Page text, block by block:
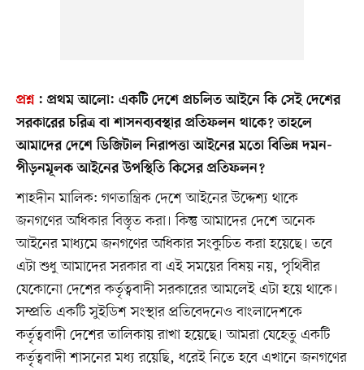
প্রশ্ন: প্রথম আলো: একটি দেশে প্রচলিত আইনে কি সেই দেশের
সরকারের চরিত্র বা শাসনব্যবস্থার প্রতিফলন থাকে? তাহলে
আমাদের দেশে ডিজিটাল নিরাপত্তা আইনের মতো বিভিন্ন দমন-
পীড়নমূলক আইনের উপস্থিতি কিসের প্রতিফলন?
শাহদীন মালিক: গণতান্ত্রিক দেশে আইনের উদ্দেশ্য থাকে
জনগণের অধিকার বিস্তৃত করা। কিন্তু আমাদের দেশে অনেক
আইনের মাধ্যমে জনগণের অধিকার সংকুচিত করা হয়েছে। তবে
এটা শুধু আমাদের সরকার বা এই সময়ের বিষয় নয়, পৃথিবীর
যেকোনো দেশের কর্তৃত্ববাদী সরকারের আমলেই এটা হয়ে থাকে।
সম্প্রতি একটি সুইডিশ সংস্থার প্রতিবেদনেও বাংলাদেশকে
কর্তৃত্ববাদী দেশের তালিকায় রাখা হয়েছে। আমরা যেহেতু একটি
কর্তৃত্ববাদী শাসনের মধ্য রয়েছি, ধরেই নিতে হবে এখানে জনগণের